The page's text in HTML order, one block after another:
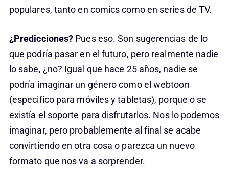
populares, tanto en comics como en series de TV.
¿Predicciones? Pues eso. Son sugerencias de lo
que podría pasar en el futuro, pero realmente nadie
lo sabe, ¿no? Igual que hace 25 años, nadie se
podría imaginar un género como el webtoon
(especifico para móviles y tabletas), porque o se
existía el soporte para disfrutarlos. Nos lo podemos
imaginar, pero probablemente al final se acabe
convirtiendo en otra cosa o parezca un nuevo
formato que nos va a sorprender.